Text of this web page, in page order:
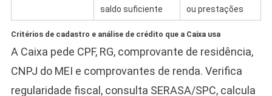
saldo suficiente
ou prestações
Critérios de cadastro e análise de crédito que a Caixa usa
A Caixa pede CPF, RG, comprovante de residência,
CNPJ do MEI e comprovantes de renda. Verifica
regularidade fiscal, consulta SERASA/SPC, calcula